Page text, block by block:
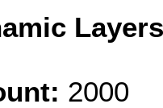
2000